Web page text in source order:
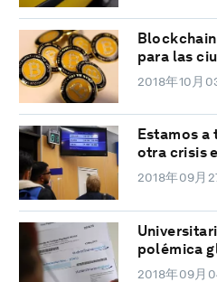
para las
2018年10月
Estamos
otra crisis
2018年09月
polémica
2018年09月